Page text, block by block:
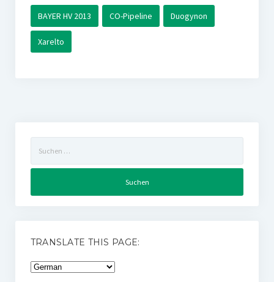
BAYER HV 2013 CO-Pipeline Duogynon
Xarelto
nach:
TRANSLATE THIS PAGE: